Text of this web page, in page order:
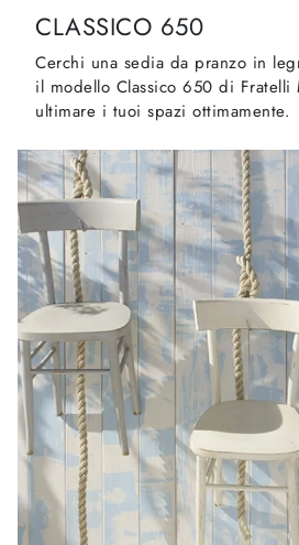
CLASSICO 650
Cerchi una sedia da pranzo in
il modello Classico 650 di Fratelli
ultimare i tuoi spazi ottimamente.